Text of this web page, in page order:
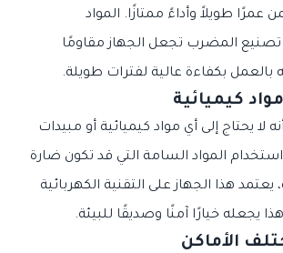
عمرًا طويلاً وأداءً ممتازًا. المواد
المضرب تجعل الجهاز مقاومًا
بكفاءة عالية لفترات طويلة.
كيميائية
لا يحتاج إلى أي مواد كيميائية أو مبيدات
المواد السامة التي قد تكون ضارة
يعتمد هذا الجهاز على التقنية الكهربائية
يجعله خيارًا آمنًا وصديقًا للبيئة.
الأماكن